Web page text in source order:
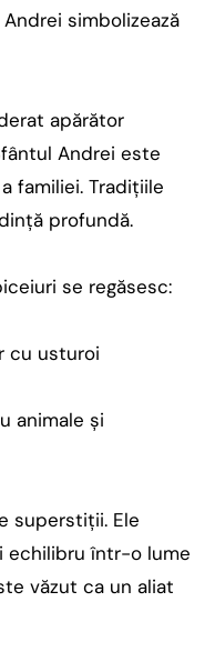
simbolizează
apărător
Andrei este
familiei. Tradițiile
profundă.
se regăsesc:
cu usturoi
animale și
superstiții. Ele
echilibru într-o lume
văzut ca un aliat